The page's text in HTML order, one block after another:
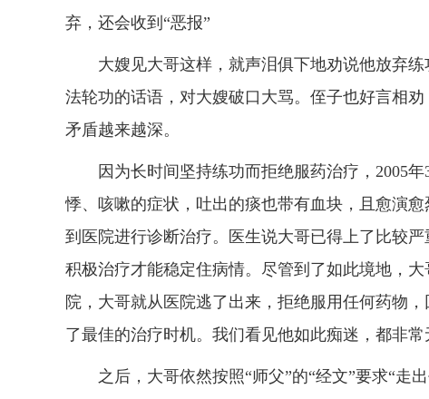
弃，还会收到“恶报”
大嫂见大哥这样，就声泪俱下地劝说他放弃练
法轮功的话语，对大嫂破口大骂。侄子也好言相
矛盾越来越深。
因为长时间坚持练功而拒绝服药治疗，2005年
悸、咳嗽的症状，吐出的痰也带有血块，且愈演
到医院进行诊断治疗。医生说大哥已得上了比较
积极治疗才能稳定住病情。尽管到了如此境地，
院，大哥就从医院逃了出来，拒绝服用任何药物
了最佳的治疗时机。我们看见他如此痴迷，都非常
之后，大哥依然按照“师父”的“经文”要求“走出